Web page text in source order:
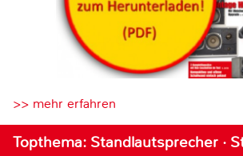
>> mehr erfahren
Topthema: Standlautsprecher ·